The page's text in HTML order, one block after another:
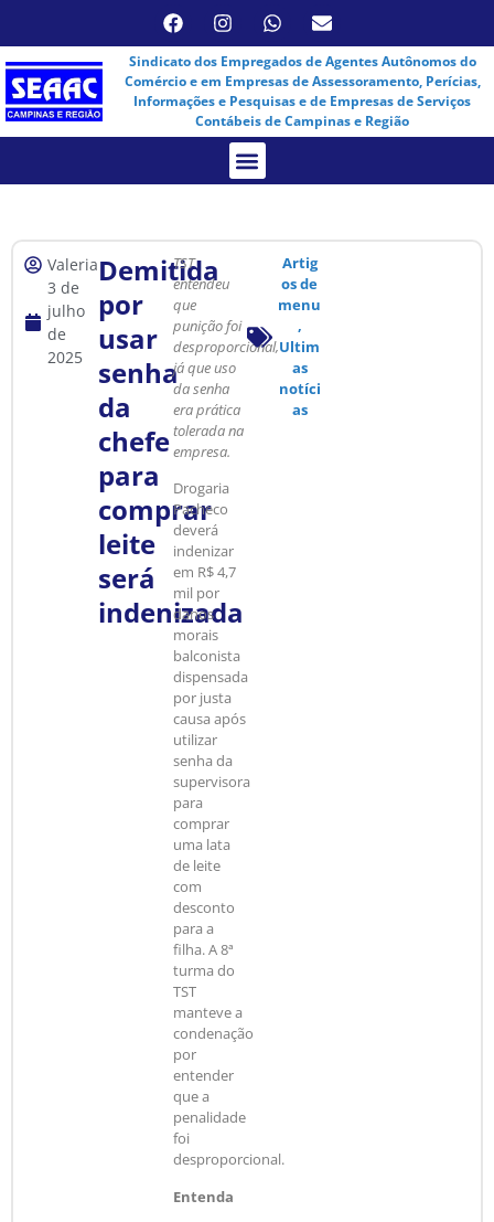
Sindicato dos Empregados de Agentes Autônomos do
Comércio e em Empresas de Assessoramento, Perícias,
Informações e Pesquisas e de Empresas de Serviços
Contábeis de Campinas e Região
Valeria
3 de
julho
de
2025
Demitida
por
usar
senha
da
chefe
para
comprar
leite
será
indenizada
TST
entendeu
que
punição foi
desproporcional,
já que uso
da senha
era prática
tolerada na
empresa.
Drogaria
Pacheco
deverá
indenizar
em R$ 4,7
mil por
danos
morais
balconista
dispensada
por justa
causa após
utilizar
senha da
supervisora
para
comprar
uma lata
de leite
com
desconto
para a
filha. A 8ª
turma do
TST
manteve a
condenação
por
entender
que a
penalidade
foi
desproporcional.
Entenda
Artig
os de
menu
,
Ultim
as
notíci
as